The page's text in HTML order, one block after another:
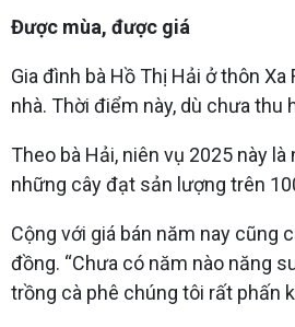
Được mùa, được giá
Gia đình bà Hồ Thị Hải ở thôn
nhà. Thời điểm này, dù chưa
Theo bà Hải, niên vụ 2025 này
những cây đạt sản lượng trên
Cộng với giá bán năm nay cũng
đồng. “Chưa có năm nào năng
trồng cà phê chúng tôi rất phấn